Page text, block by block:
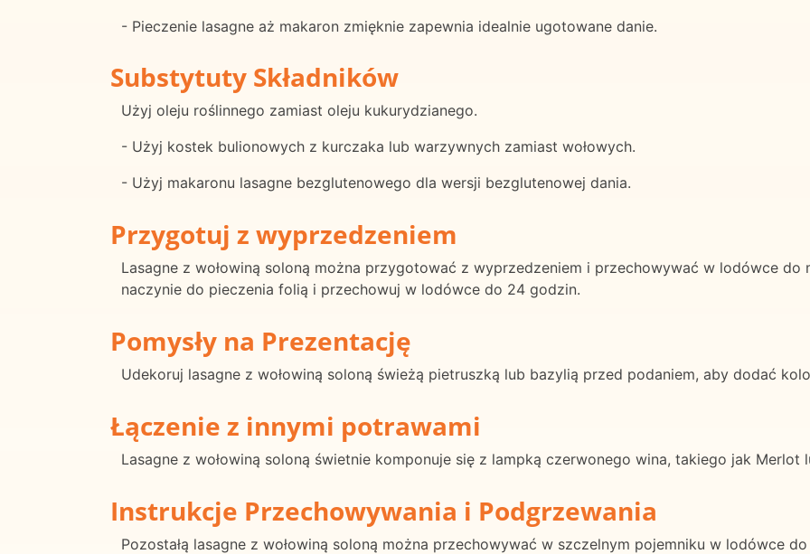
- Pieczenie lasagne aż makaron zmięknie zapewnia idealnie ugotowane danie.
Substytuty Składników
Użyj oleju roślinnego zamiast oleju kukurydzianego.
- Użyj kostek bulionowych z kurczaka lub warzywnych zamiast wołowych.
- Użyj makaronu lasagne bezglutenowego dla wersji bezglutenowej dania.
Przygotuj z wyprzedzeniem
Lasagne z wołowiną soloną można przygotować z wyprzedzeniem i przechowywać w lodówce do
naczynie do pieczenia folią i przechowuj w lodówce do 24 godzin.
Pomysły na Prezentację
Udekoruj lasagne z wołowiną soloną świeżą pietruszką lub bazylią przed podaniem, aby dodać
Łączenie z innymi potrawami
Lasagne z wołowiną soloną świetnie komponuje się z lampką czerwonego wina, takiego jak Merlot
Instrukcje Przechowywania i Podgrzewania
Pozostałą lasagne z wołowiną soloną można przechowywać w szczelnym pojemniku w lodówce